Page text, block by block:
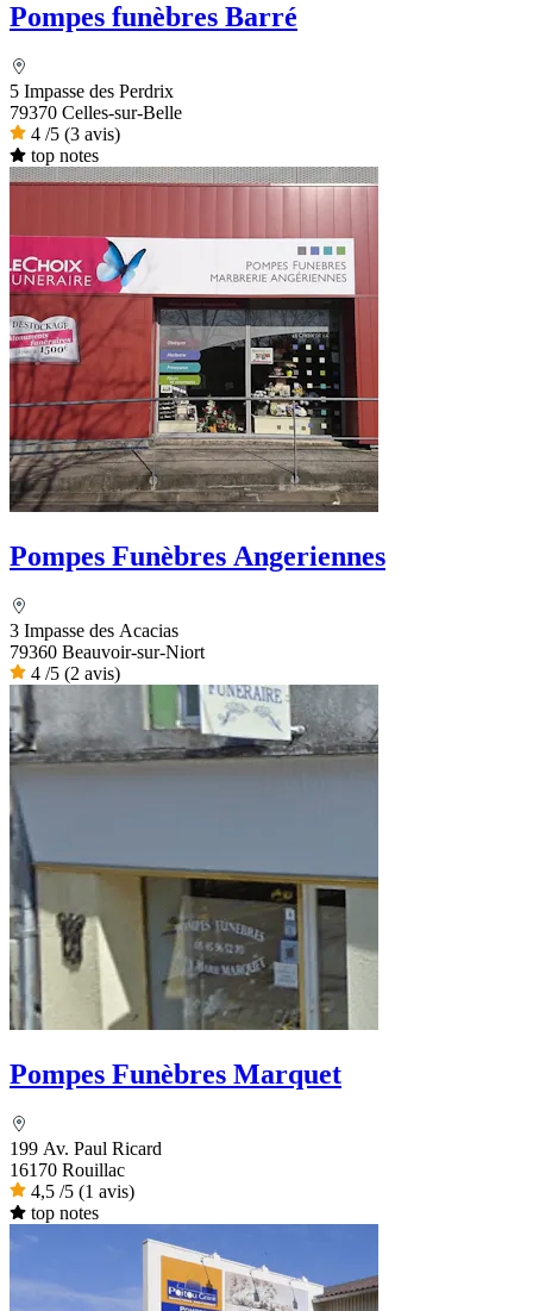
Pompes funèbres Barré
5 Impasse des Perdrix
79370 Celles-sur-Belle
4 /5 (3 avis)
top notes
Pompes Funèbres Angeriennes
3 Impasse des Acacias
79360 Beauvoir-sur-Niort
4 /5 (2 avis)
Pompes Funèbres Marquet
199 Av. Paul Ricard
16170 Rouillac
4,5 /5 (1 avis)
top notes